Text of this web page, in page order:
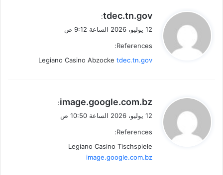
ي
ق
ل
tdec.tn.gov
:
12 يوليو، 2026 الساعة 9:12 ص
References:
Legiano Casino Abzocke tdec.tn.gov
ي
ق
ل
image.google.com.bz
:
12 يوليو، 2026 الساعة 10:50 ص
References:
Legiano Casino Tischspiele
image.google.com.bz